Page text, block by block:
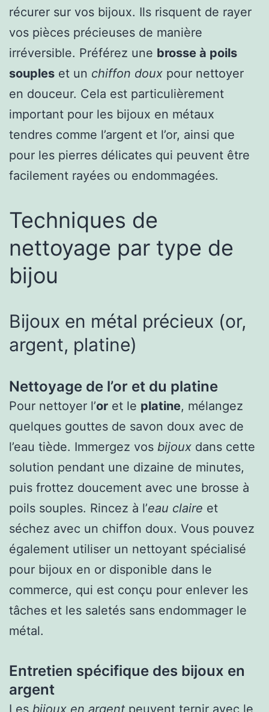
récurer sur vos bijoux. Ils risquent de rayer
vos pièces précieuses de manière
irréversible. Préférez une brosse à poils
souples et un chiffon doux pour nettoyer
en douceur. Cela est particulièrement
important pour les bijoux en métaux
tendres comme l’argent et l’or, ainsi que
pour les pierres délicates qui peuvent être
facilement rayées ou endommagées.
Techniques de
nettoyage par type de
bijou
Bijoux en métal précieux (or,
argent, platine)
Nettoyage de l’or et du platine
Pour nettoyer l’or et le platine, mélangez
quelques gouttes de savon doux avec de
l’eau tiède. Immergez vos bijoux dans cette
solution pendant une dizaine de minutes,
puis frottez doucement avec une brosse à
poils souples. Rincez à l’eau claire et
séchez avec un chiffon doux. Vous pouvez
également utiliser un nettoyant spécialisé
pour bijoux en or disponible dans le
commerce, qui est conçu pour enlever les
tâches et les saletés sans endommager le
métal.
Entretien spécifique des bijoux en
argent
Les bijoux en argent peuvent ternir avec le